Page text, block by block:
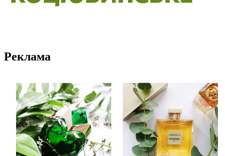
Реклама